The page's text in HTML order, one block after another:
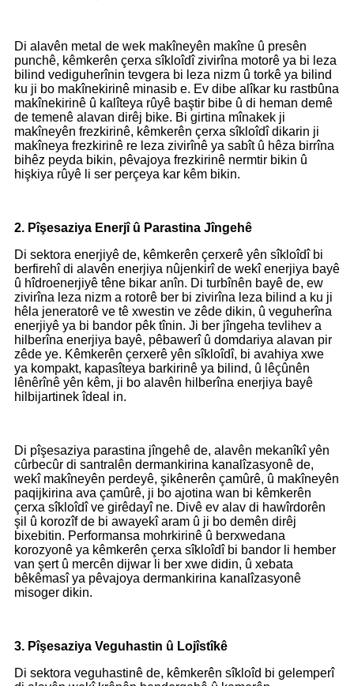
Di alavên metal de wek makîneyên makîne û presên
punchê, kêmkerên çerxa sîkloîdî zivirîna motorê ya bi leza
bilind vediguherînin tevgera bi leza nizm û torkê ya bilind
ku ji bo makînekirinê minasib e. Ev dibe alîkar ku rastbûna
makînekirinê û kalîteya rûyê baştir bibe û di heman demê
de temenê alavan dirêj bike. Bi girtina mînakek ji
makîneyên frezkirinê, kêmkerên çerxa sîkloîdî dikarin ji
makîneya frezkirinê re leza zivirînê ya sabît û hêza birrîna
bihêz peyda bikin, pêvajoya frezkirinê nermtir bikin û
hişkiya rûyê li ser perçeya kar kêm bikin.
2. Pîşesaziya Enerjî û Parastina Jîngehê
Di sektora enerjiyê de, kêmkerên çerxerê yên sîkloîdî bi
berfirehî di alavên enerjiya nûjenkirî de wekî enerjiya bayê
û hîdroenerjiyê têne bikar anîn. Di turbînên bayê de, ew
zivirîna leza nizm a rotorê ber bi zivirîna leza bilind a ku ji
hêla jeneratorê ve tê xwestin ve zêde dikin, û veguherîna
enerjiyê ya bi bandor pêk tînin. Ji ber jîngeha tevlihev a
hilberîna enerjiya bayê, pêbawerî û domdariya alavan pir
zêde ye. Kêmkerên çerxerê yên sîkloîdî, bi avahiya xwe
ya kompakt, kapasîteya barkirinê ya bilind, û lêçûnên
lênêrînê yên kêm, ji bo alavên hilberîna enerjiya bayê
hilbijartinek îdeal in.
Di pîşesaziya parastina jîngehê de, alavên mekanîkî yên
cûrbecûr di santralên dermankirina kanalîzasyonê de,
wekî makîneyên perdeyê, şikênerên çamûrê, û makîneyên
paqijkirina ava çamûrê, ji bo ajotina wan bi kêmkerên
çerxa sîkloîdî ve girêdayî ne. Divê ev alav di hawîrdorên
şil û korozîf de bi awayekî aram û ji bo demên dirêj
bixebitin. Performansa mohrkirinê û berxwedana
korozyonê ya kêmkerên çerxa sîkloîdî bi bandor li hember
van şert û mercên dijwar li ber xwe didin, û xebata
bêkêmasî ya pêvajoya dermankirina kanalîzasyonê
misoger dikin.
3. Pîşesaziya Veguhastin û Lojîstîkê
Di sektora veguhastinê de, kêmkerên sîkloîd bi gelemperî